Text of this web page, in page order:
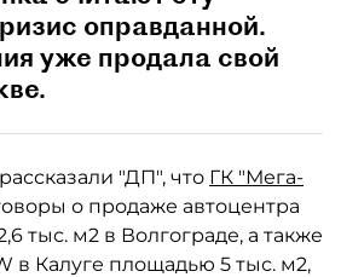
оправданной.
уже продала свой
"ДП", что ГК "Мега-
о продаже автоцентра
тыс. м2 в Волгограде, а также
в Калуге площадью 5 тыс. м2,